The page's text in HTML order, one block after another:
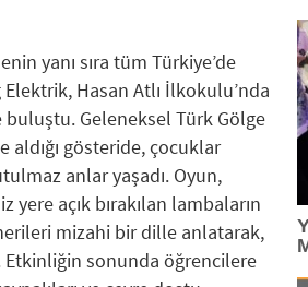
yanı sıra tüm Türkiye’de
Hasan Atlı İlkokulu’nda
Geleneksel Türk Gölge
aldığı gösteride, çocuklar
anlar yaşadı. Oyun,
açık bırakılan lambaların
mizahi bir dille anlatarak,
Etkinliğin sonunda öğrencilere